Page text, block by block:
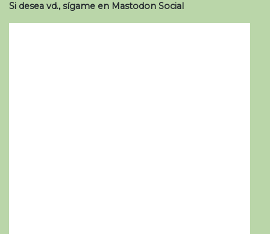
Si desea vd., sígame en Mastodon Social